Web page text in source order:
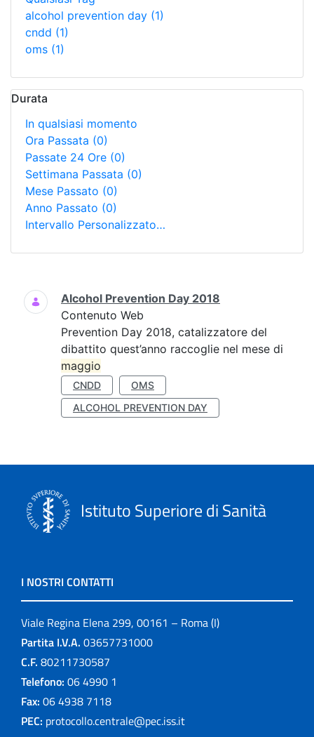
alcohol prevention day (1)
cndd (1)
oms (1)
Durata
In qualsiasi momento
Ora Passata (0)
Passate 24 Ore (0)
Settimana Passata (0)
Mese Passato (0)
Anno Passato (0)
Intervallo Personalizzato…
Ricerca
Alcohol Prevention Day 2018
Contenuto Web
Prevention Day 2018, catalizzatore del
dibattito quest’anno raccoglie nel mese di
maggio
CNDD
OMS
ALCOHOL PREVENTION DAY
Istituto Superiore di Sanità
I NOSTRI CONTATTI
Viale Regina Elena 299, 00161 – Roma (I)
Partita I.V.A. 03657731000
C.F. 80211730587
Telefono: 06 4990 1
Fax: 06 4938 7118
PEC: protocollo.centrale@pec.iss.it